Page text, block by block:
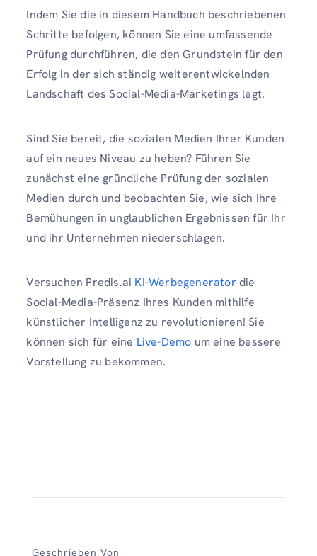
Indem Sie die in diesem Handbuch beschriebenen
Schritte befolgen, können Sie eine umfassende
Prüfung durchführen, die den Grundstein für den
Erfolg in der sich ständig weiterentwickelnden
Landschaft des Social-Media-Marketings legt.
Sind Sie bereit, die sozialen Medien Ihrer Kunden
auf ein neues Niveau zu heben? Führen Sie
zunächst eine gründliche Prüfung der sozialen
Medien durch und beobachten Sie, wie sich Ihre
Bemühungen in unglaublichen Ergebnissen für Ihr
und ihr Unternehmen niederschlagen.
Versuchen Predis.ai KI-Werbegenerator die
Social-Media-Präsenz Ihres Kunden mithilfe
künstlicher Intelligenz zu revolutionieren! Sie
können sich für eine Live-Demo um eine bessere
Vorstellung zu bekommen.
Geschrieben Von